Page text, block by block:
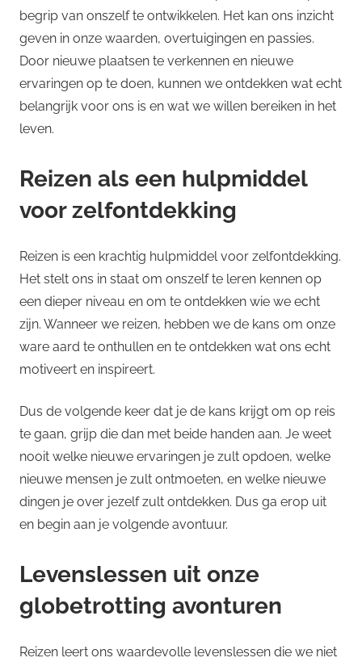
begrip van onszelf te ontwikkelen. Het kan ons inzicht
geven in onze waarden, overtuigingen en passies.
Door nieuwe plaatsen te verkennen en nieuwe
ervaringen op te doen, kunnen we ontdekken wat echt
belangrijk voor ons is en wat we willen bereiken in het
leven.
Reizen als een hulpmiddel
voor zelfontdekking
Reizen is een krachtig hulpmiddel voor zelfontdekking.
Het stelt ons in staat om onszelf te leren kennen op
een dieper niveau en om te ontdekken wie we echt
zijn. Wanneer we reizen, hebben we de kans om onze
ware aard te onthullen en te ontdekken wat ons echt
motiveert en inspireert.
Dus de volgende keer dat je de kans krijgt om op reis
te gaan, grijp die dan met beide handen aan. Je weet
nooit welke nieuwe ervaringen je zult opdoen, welke
nieuwe mensen je zult ontmoeten, en welke nieuwe
dingen je over jezelf zult ontdekken. Dus ga erop uit
en begin aan je volgende avontuur.
Levenslessen uit onze
globetrotting avonturen
Reizen leert ons waardevolle levenslessen die we niet